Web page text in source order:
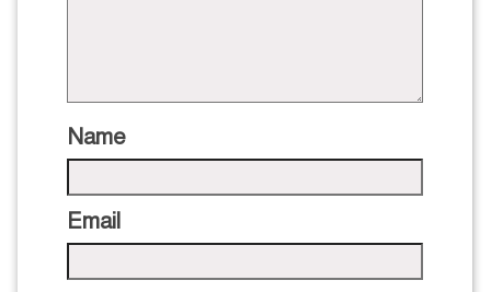
Name
Email